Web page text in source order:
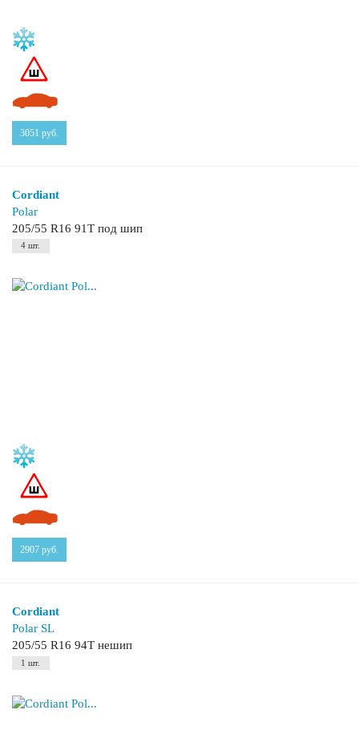
3051 руб.
Cordiant
Polar
205/55 R16 91T под шип
4 шт.
2907 руб.
Cordiant
Polar SL
205/55 R16 94T нешип
1 шт.